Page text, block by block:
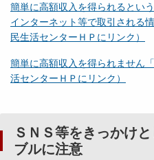
簡単に高額収入を得られるとい
インターネット等で取引される
民生活センターＨＰにリンク）
簡単に高額収入を得られません
活センターＨＰにリンク）
ＳＮＳ等をきっかけ
ブルに注意